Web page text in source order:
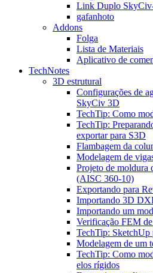
Link Duplo
gafanhoto
Addons
Folga
Lista de Materiais
Aplicativo de
TechNotes
3D estrutural
Configurações de
SkyCiv 3D
TechTip: Como
TechTip:
exportar para S3D
Flambagem da
Modelagem de
Projeto de moldura
(AISC 360-10)
Exportando para
Importando 3D
Importando um
Verificação FEM
TechTip: SketchUp
Modelagem de um
TechTip: Como
elos rígidos